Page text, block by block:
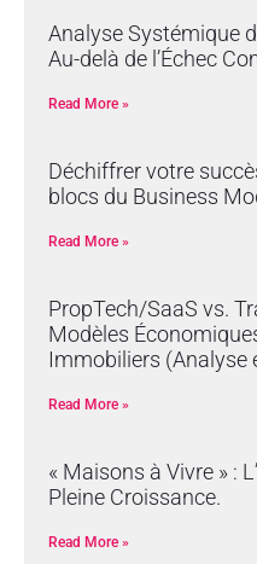
Analyse Systémique
Au-delà de l’Échec
Read More »
Déchiffrer votre
blocs du Business
Read More »
PropTech/SaaS vs.
Modèles
Immobiliers (Analyse
Read More »
« Maisons à Vivre » :
Pleine Croissance.
Read More »